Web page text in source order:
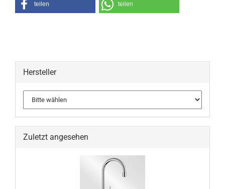
teilen teilen
Hersteller
Zuletzt angesehen